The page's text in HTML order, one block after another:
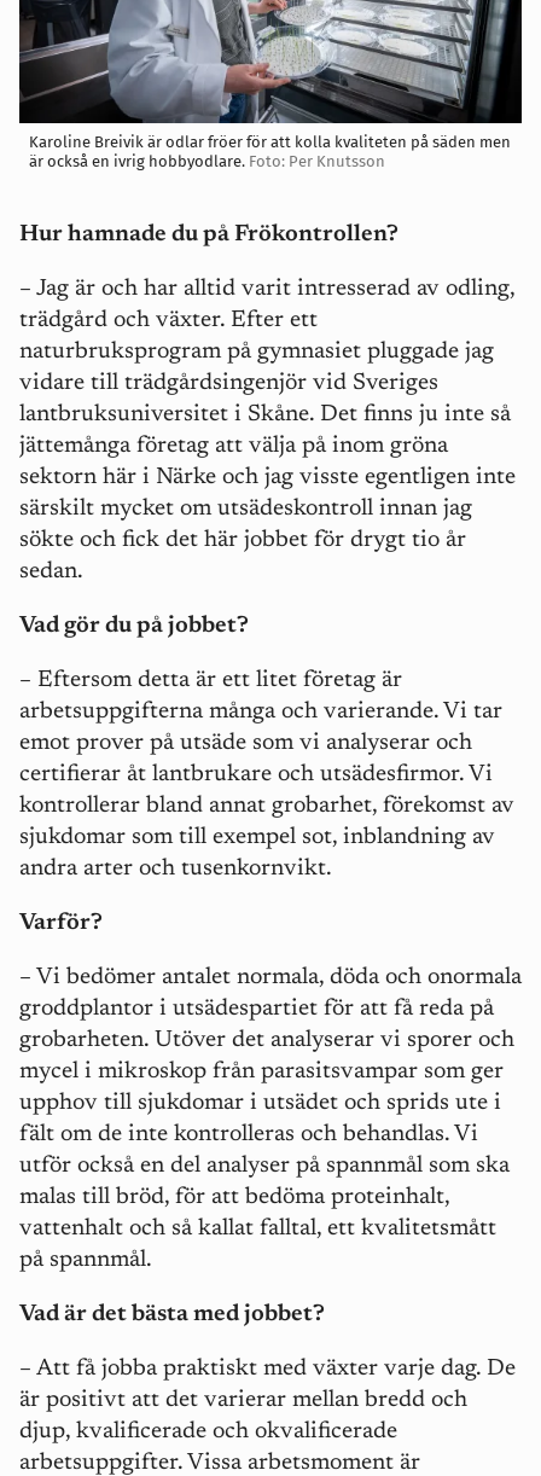
Karoline Breivik är odlar fröer för att kolla kvaliteten på säden men
är också en ivrig hobbyodlare. Foto: Per Knutsson
Hur hamnade du på Frökontrollen?
– Jag är och har alltid varit intresserad av odling,
trädgård och växter. Efter ett
naturbruksprogram på gymnasiet pluggade jag
vidare till trädgårdsingenjör vid Sveriges
lantbruksuniversitet i Skåne. Det finns ju inte så
jättemånga företag att välja på inom gröna
sektorn här i Närke och jag visste egentligen inte
särskilt mycket om utsädeskontroll innan jag
sökte och fick det här jobbet för drygt tio år
sedan.
Vad gör du på jobbet?
– Eftersom detta är ett litet företag är
arbetsuppgifterna många och varierande. Vi tar
emot prover på utsäde som vi analyserar och
certifierar åt lantbrukare och utsädesfirmor. Vi
kontrollerar bland annat grobarhet, förekomst av
sjukdomar som till exempel sot, inblandning av
andra arter och tusenkornvikt.
Varför?
– Vi bedömer antalet normala, döda och onormala
groddplantor i utsädespartiet för att få reda på
grobarheten. Utöver det analyserar vi sporer och
mycel i mikroskop från parasitsvampar som ger
upphov till sjukdomar i utsädet och sprids ute i
fält om de inte kontrolleras och behandlas. Vi
utför också en del analyser på spannmål som ska
malas till bröd, för att bedöma proteinhalt,
vattenhalt och så kallat falltal, ett kvalitetsmått
på spannmål.
Vad är det bästa med jobbet?
– Att få jobba praktiskt med växter varje dag. De
är positivt att det varierar mellan bredd och
djup, kvalificerade och okvalificerade
arbetsuppgifter. Vissa arbetsmoment är